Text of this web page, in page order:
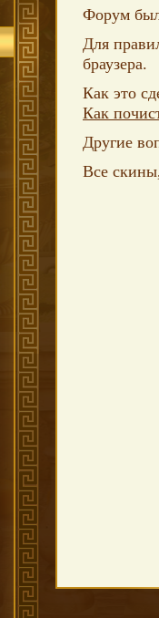
Форум был
Для
браузера.
Как это
Как
Другие
Все